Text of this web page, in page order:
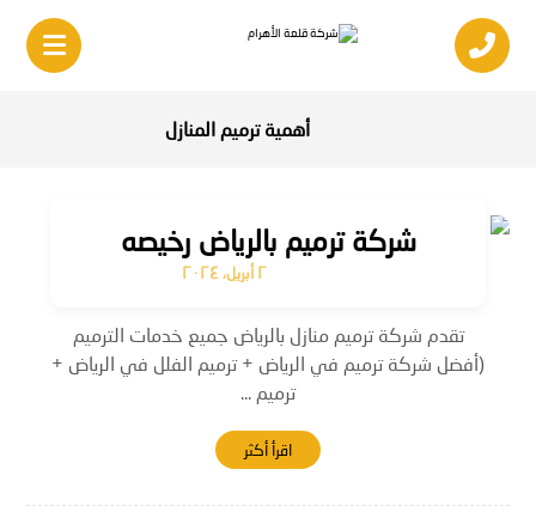
أهمية ترميم المنازل
شركة ترميم بالرياض رخيصه
٢ أبريل، ٢٠٢٤
تقدم شركة ترميم منازل بالرياض جميع خدمات الترميم
(أفضل شركة ترميم في الرياض + ترميم الفلل في الرياض +
ترميم ...
اقرأ أكثر